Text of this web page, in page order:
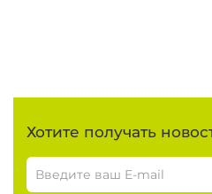
Хотите получать